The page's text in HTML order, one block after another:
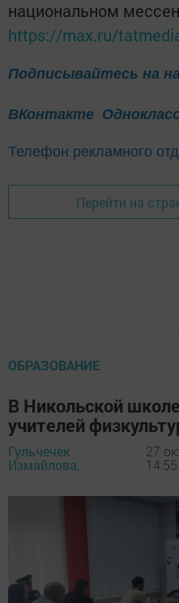
национальном
https://max.ru/
Подписывайтесь на
ВКонтакте
Телефон рекламного
Перейти на
ОБРАЗОВАНИЕ
В Никольской
учителей
Гульчечек
Измайлова,
27
14:55